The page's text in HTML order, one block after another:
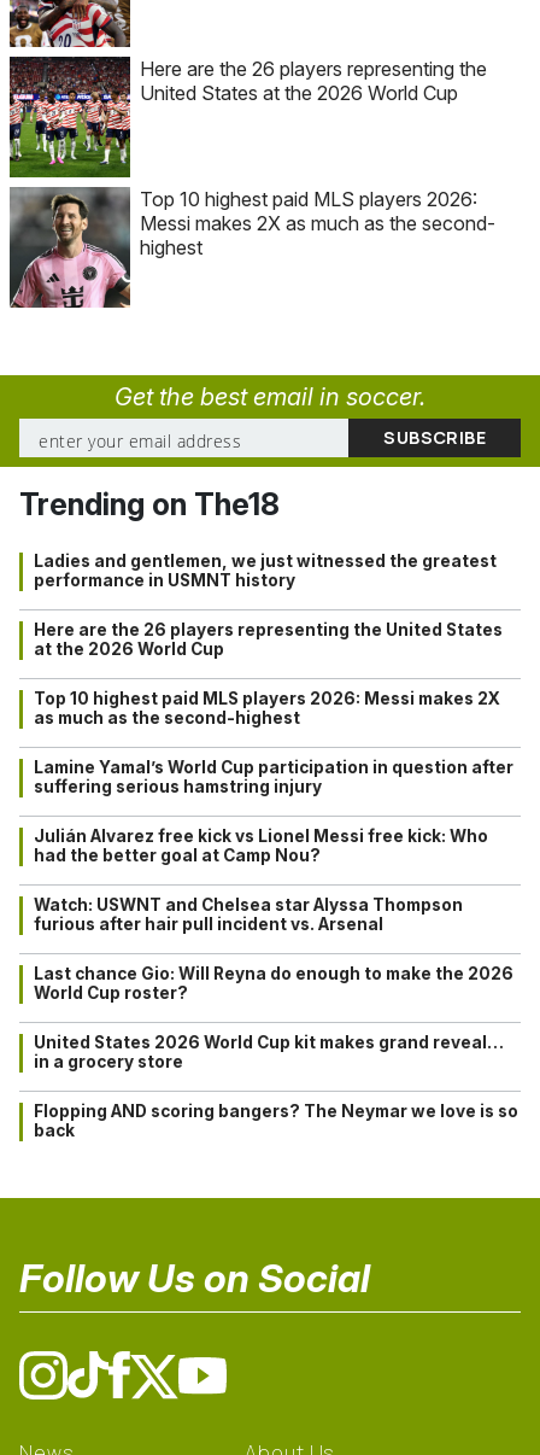
Here are the 26 players representing the
United States at the 2026 World Cup
Top 10 highest paid MLS players 2026:
Messi makes 2X as much as the second-
highest
Get the best email in soccer.
Trending on The18
Ladies and gentlemen, we just witnessed the greatest
performance in USMNT history
Here are the 26 players representing the United States
at the 2026 World Cup
Top 10 highest paid MLS players 2026: Messi makes 2X
as much as the second-highest
Lamine Yamal’s World Cup participation in question after
suffering serious hamstring injury
Julián Alvarez free kick vs Lionel Messi free kick: Who
had the better goal at Camp Nou?
Watch: USWNT and Chelsea star Alyssa Thompson
furious after hair pull incident vs. Arsenal
Last chance Gio: Will Reyna do enough to make the 2026
World Cup roster?
United States 2026 World Cup kit makes grand reveal…
in a grocery store
Flopping AND scoring bangers? The Neymar we love is so
back
Follow Us on Social